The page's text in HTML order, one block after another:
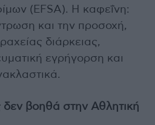
(EFSA). Η καφεΐνη:
και την προσοχή,
διάρκειας,
εγρήγορση και
βοηθά στην Αθλητική